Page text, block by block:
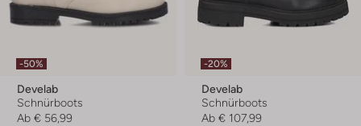
-50%
Develab
Schnürboots
Ab € 56,99
-20%
Develab
Schnürboots
Ab € 107,99